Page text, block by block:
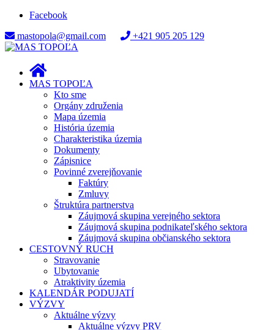
Facebook
mastopola@gmail.com
+421 905 205 129
MAS TOPOĽA
Kto sme
Orgány združenia
Mapa územia
História územia
Charakteristika územia
Dokumenty
Zápisnice
Povinné zverejňovanie
Faktúry
Zmluvy
Štruktúra partnerstva
Záujmová skupina verejného sektora
Záujmová skupina podnikateľského sektora
Záujmová skupina občianského sektora
CESTOVNÝ RUCH
Stravovanie
Ubytovanie
Atraktivity územia
KALENDÁR PODUJATÍ
VÝZVY
Aktuálne výzvy
Aktuálne výzvy PRV